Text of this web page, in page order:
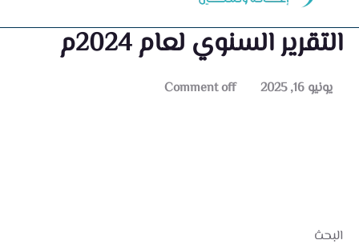
التقرير السنوي لعام 2024م
يونيو 16, 2025 Comment off
البحث